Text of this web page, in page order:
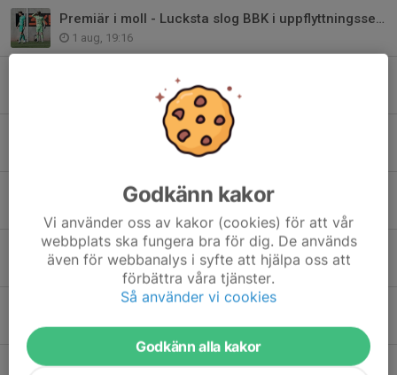
Premiär i moll - Lucksta slog BBK i uppflyttningsserien
1 aug, 19:16
Startelvan mot Lucksta
Matchguide: Lucksta IF—BBK FF
"Jo, visst är jag en fotbollsnörd"
Roberts inför uppflyttnings seriens start
30 jul, 22:01
Benson förlänger med BBK Fotboll
29 jul, 09:00
Sedunov är tillbaka i BBK Fotboll
Godkänn kakor
Vi använder oss av kakor (cookies) för att vår
webbplats ska fungera bra för dig. De används
även för webbanalys i syfte att hjälpa oss att
förbättra våra tjänster.
Så använder vi cookies
Godkänn alla kakor